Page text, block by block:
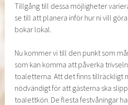
Tillgång till dessa möjligheter
se till att planera inför hur ni vill
bokar lokal.
Nu kommer vi till den punkt som
som kan komma att påverka
toaletterna. Att det finns tillräckligt
nödvändigt för att gästerna ska
toalettkön. De flesta festvåningar